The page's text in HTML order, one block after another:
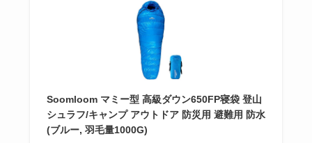
Soomloom マミー型 高級ダウン650FP寝袋 登山
シュラフ/キャンプ アウトドア 防災用 避難用 防水
(ブルー, 羽毛量1000G)